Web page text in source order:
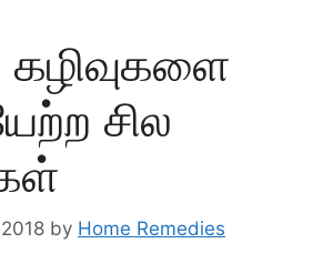
கழிவுகளை
சில
by Home Remedies